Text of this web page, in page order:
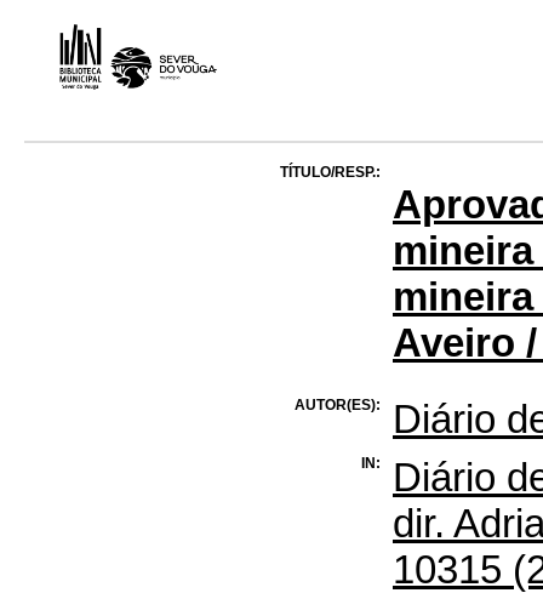
TÍTULO/RESP.:
Aveiro
AUTOR(ES): Diário
IN:
Diário
dir.
10315